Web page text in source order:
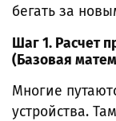
бегать за
Шаг 1. Расчет
(Базовая
Многие
устройства.